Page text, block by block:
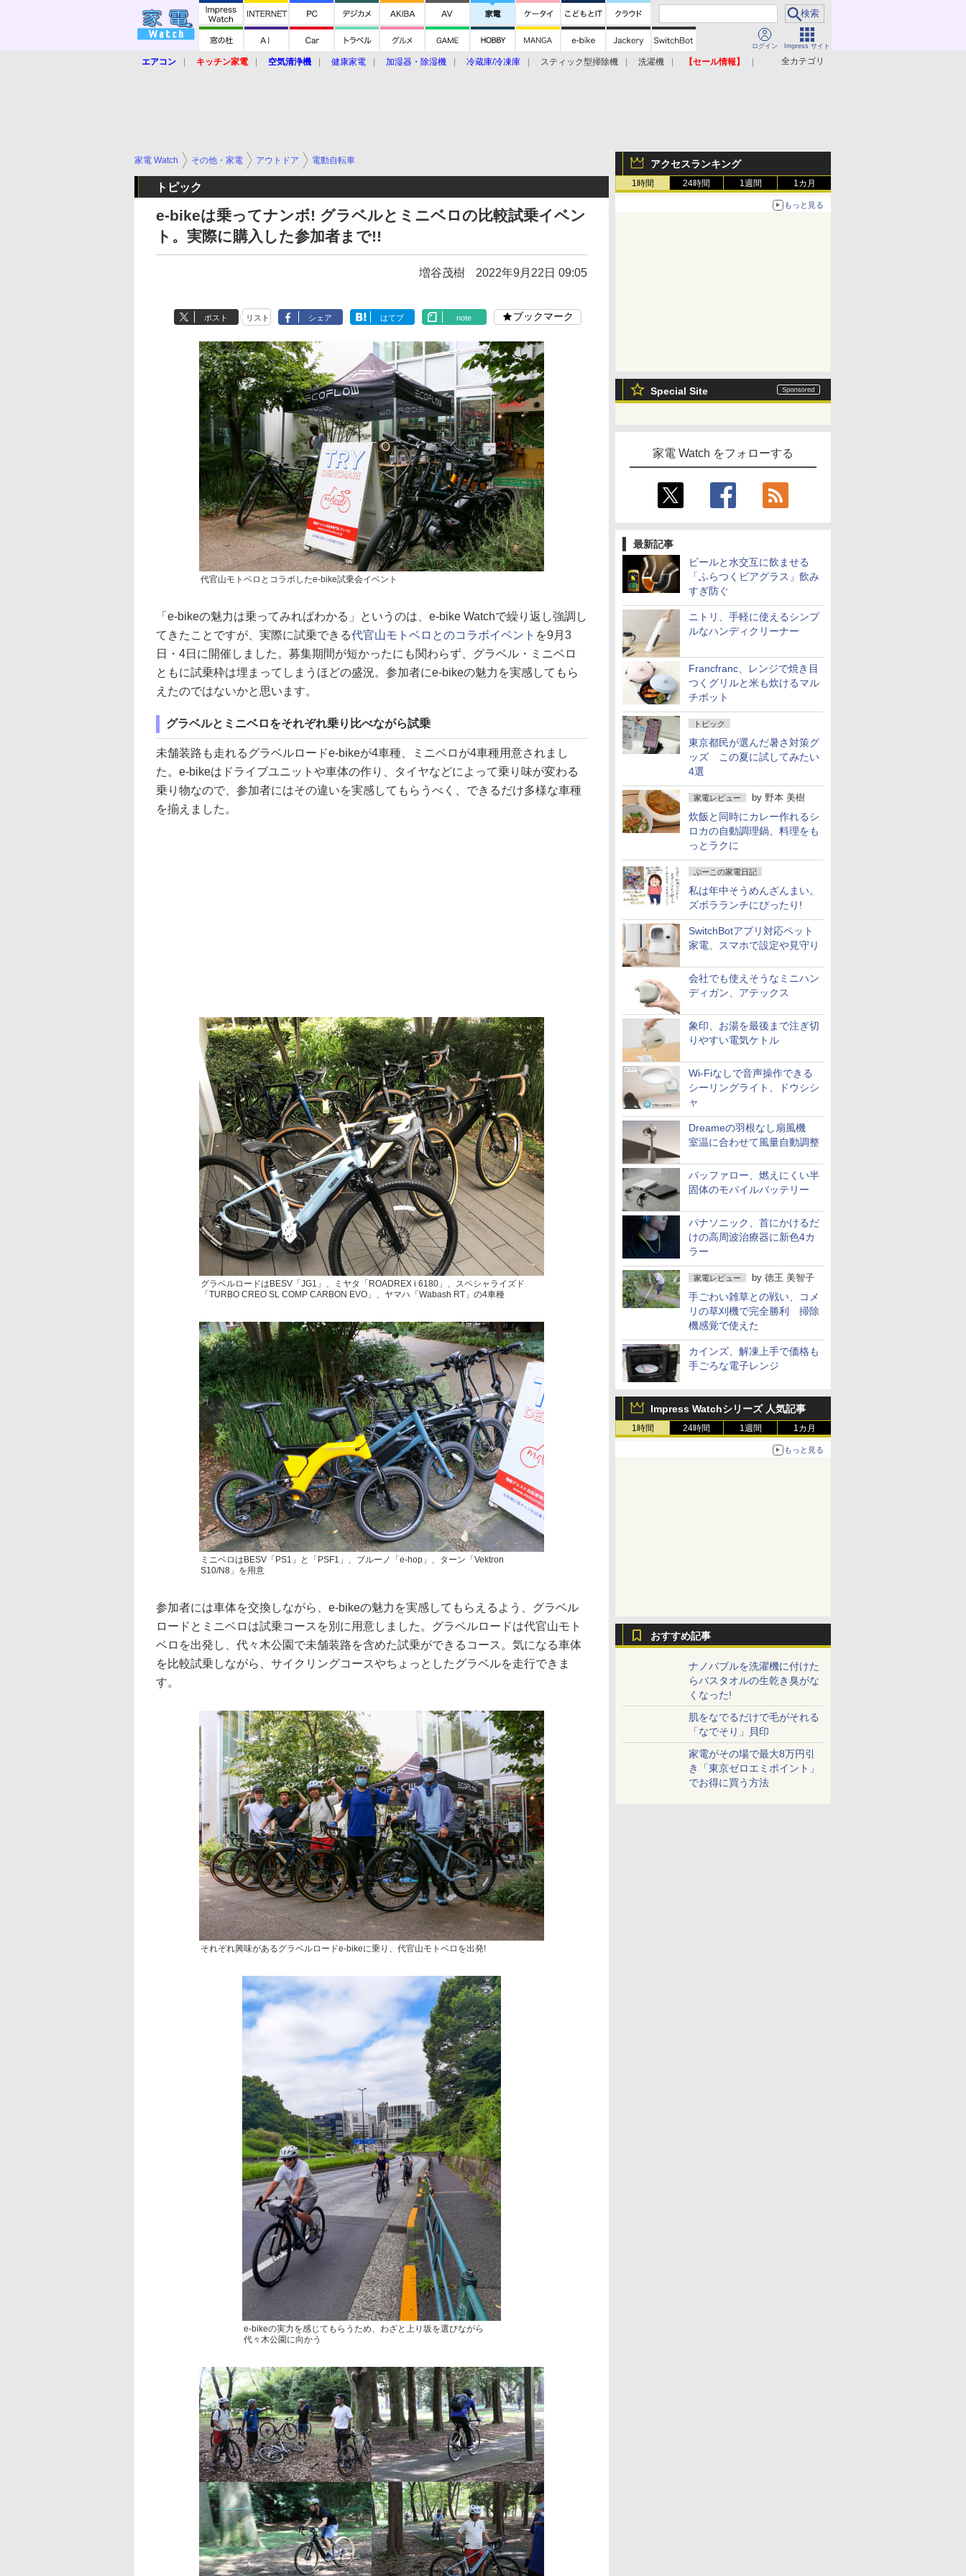
ログイン Impress サイト
全カテゴリ
エアコン キッチン家電 空気清浄機 健康家電 加湿器・除湿機 冷蔵庫/冷凍庫 スティック型掃除機 洗濯機
【セール情報】
アクセスランキング
1時間 24時間 1週間 1カ月
もっと見る
Special Site
家電 Watch をフォローする
最新記事
ビールと水交互に飲ませる
「ふらつくビアグラス」飲み
すぎ防ぐ
ニトリ、手軽に使えるシンプ
ルなハンディクリーナー
Francfranc、レンジで焼き目
つくグリルと米も炊けるマル
チポット
トピック
東京都民が選んだ暑さ対策グ
ッズ この夏に試してみたい
4選
家電レビュー by 野本 美樹
炊飯と同時にカレー作れるシ
ロカの自動調理鍋、料理をも
っとラクに
ぷーこの家電日記
私は年中そうめんざんまい。
ズボラランチにぴったり!
SwitchBotアプリ対応ペット
家電、スマホで設定や見守り
会社でも使えそうなミニハン
ディガン、アテックス
象印、お湯を最後まで注ぎ切
りやすい電気ケトル
Wi-Fiなしで音声操作できる
シーリングライト、ドウシシ
ャ
Dreameの羽根なし扇風機
室温に合わせて風量自動調整
バッファロー、燃えにくい半
固体のモバイルバッテリー
パナソニック、首にかけるだ
けの高周波治療器に新色4カ
ラー
家電レビュー by 徳王 美智子
手ごわい雑草との戦い、コメ
リの草刈機で完全勝利 掃除
機感覚で使えた
カインズ、解凍上手で価格も
手ごろな電子レンジ
Impress Watchシリーズ 人気記事
1時間 24時間 1週間 1カ月
もっと見る
おすすめ記事
ナノバブルを洗濯機に付けた
らバスタオルの生乾き臭がな
くなった!
肌をなでるだけで毛がそれる
「なでそり」貝印
家電がその場で最大8万円引
き「東京ゼロエミポイント」
でお得に買う方法
家電 Watch その他・家電 アウトドア 電動自転車
トピック
e-bikeは乗ってナンボ! グラベルとミニベロの比較試乗イベン
ト。実際に購入した参加者まで!!
増谷茂樹 2022年9月22日 09:05
ポスト リスト シェア はてブ note ブックマーク
代官山モトベロとコラボしたe-bike試乗会イベント
「e-bikeの魅力は乗ってみればわかる」というのは、e-bike Watchで繰り返し強調し
てきたことですが、実際に試乗できる代官山モトベロとのコラボイベント を9月3
日・4日に開催しました。募集期間が短かったにも関わらず、グラベル・ミニベロ
ともに試乗枠は埋まってしまうほどの盛況。参加者にe-bikeの魅力を実感してもら
えたのではないかと思います。
グラベルとミニベロをそれぞれ乗り比べながら試乗
未舗装路も走れるグラベルロードe-bikeが4車種、ミニベロが4車種用意されまし
た。e-bikeはドライブユニットや車体の作り、タイヤなどによって乗り味が変わる
乗り物なので、参加者にはその違いを実感してもらうべく、できるだけ多様な車種
を揃えました。
グラベルロードはBESV「JG1」、ミヤタ「ROADREX i 6180」、スペシャライズド
「TURBO CREO SL COMP CARBON EVO」、ヤマハ「Wabash RT」の4車種
ミニベロはBESV「PS1」と「PSF1」、ブルーノ「e-hop」、ターン「Vektron
S10/N8」を用意
参加者には車体を交換しながら、e-bikeの魅力を実感してもらえるよう、グラベル
ロードとミニベロは試乗コースを別に用意しました。グラベルロードは代官山モト
ベロを出発し、代々木公園で未舗装路を含めた試乗ができるコース。気になる車体
を比較試乗しながら、サイクリングコースやちょっとしたグラベルを走行できま
す。
それぞれ興味があるグラベルロードe-bikeに乗り、代官山モトベロを出発!
e-bikeの実力を感じてもらうため、わざと上り坂を選びながら
代々木公園に向かう